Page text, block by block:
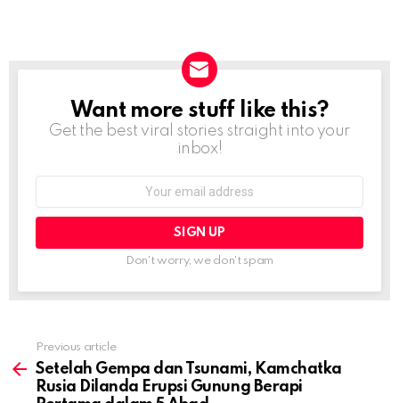
NEWSLETTER
Want more stuff like this?
Get the best viral stories straight into your
inbox!
Don't worry, we don't spam
more
Previous article
Setelah Gempa dan Tsunami, Kamchatka
Rusia Dilanda Erupsi Gunung Berapi